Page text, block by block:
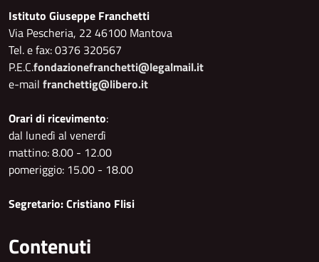
Istituto Giuseppe Franchetti
Via Pescheria, 22 46100 Mantova
Tel. e fax: 0376 320567
P.E.C.fondazionefranchetti@legalmail.it
e-mail franchettig@libero.it
Orari di ricevimento:
dal lunedì al venerdì
mattino: 8.00 - 12.00
pomeriggio: 15.00 - 18.00
Segretario: Cristiano Flisi
Contenuti